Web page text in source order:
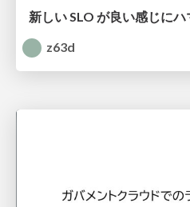
新しい SLO が良い感じに
z63d